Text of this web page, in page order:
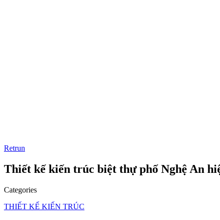
Retrun
Thiết kế kiến trúc biệt thự phố Nghệ An
Categories
THIẾT KẾ KIẾN TRÚC